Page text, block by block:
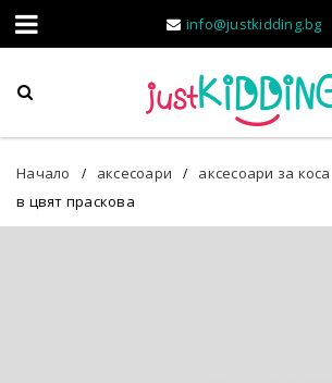
info@justkidding.bg
Начало / аксесоари / аксесоари за коса
в цвят праскова